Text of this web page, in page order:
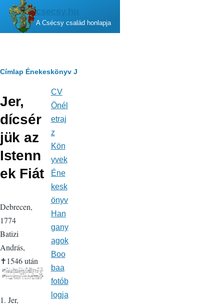
Ugrás a tartalomra
csecsy.hu
A Csécsy család honlapja
Morzsa
Címlap Énekeskönyv J
Jer,
dícsér
jük az
Istenn
ek Fiát
Debrecen,
1774
Batizi
András,
✝1546 után
1. Jer,
navigáció
CV
Önél
etraj
z
Kön
yvek
Éne
kesk
önyv
Han
gany
agok
Boo
baa
fotób
logja